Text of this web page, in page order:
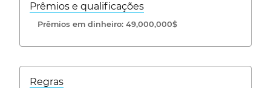
Prêmios e qualificações
Prêmios em dinheiro: 49,000,000$
Regras